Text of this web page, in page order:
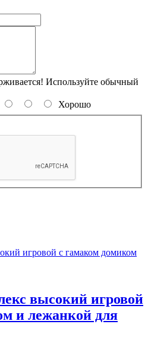
Используйте обычный
Хорошо
высокий игровой
и лежанкой для